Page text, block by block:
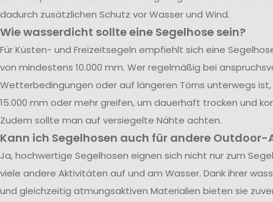
dadurch zusätzlichen Schutz vor Wasser und Wind.
Wie wasserdicht sollte eine Segelhose sein?
Für Küsten- und Freizeitsegeln empfiehlt sich eine
von mindestens 10.000 mm. Wer regelmäßig bei
Wetterbedingungen oder auf längeren Törns unterwegs
15.000 mm oder mehr greifen, um dauerhaft trocken und
Zudem sollte man auf versiegelte Nähte achten.
Kann ich Segelhosen auch für andere
Ja, hochwertige Segelhosen eignen sich nicht nur zum
viele andere Aktivitäten auf und am Wasser. Dank ihrer
und gleichzeitig atmungsaktiven Materialien bieten sie